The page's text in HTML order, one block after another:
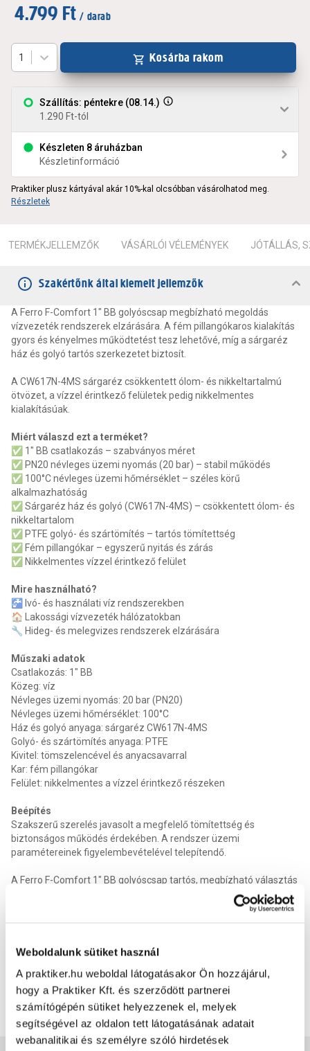
Weboldalunk sütiket használ
A praktiker.hu weboldal látogatásakor Ön hozzájárul,
hogy a Praktiker Kft. és szerződött partnerei
számítógépén sütiket helyezzenek el, melyek
segítségével az oldalon tett látogatásának adatait
webanalitikai és személyre szóló hirdetések
4.799 Ft / darab
Szállítás: péntekre (08.14.)
1.290 Ft-tól
Készleten 8 áruházban
Készletinformáció
1 Kosárba rakom
Praktiker plusz kártyával akár 10%-kal olcsóbban vásárolhatod meg.
Részletek
TERMÉKJELLEMZŐK VÁSÁRLÓI VÉLEMÉNYEK JÓTÁLLÁS,
Szakértőnk által kiemelt jellemzők
A Ferro F-Comfort 1" BB golyóscsap megbízható megoldás
vízvezeték rendszerek elzárására. A fém pillangókaros kialakítás
gyors és kényelmes működtetést tesz lehetővé, míg a sárgaréz
ház és golyó tartós szerkezetet biztosít.
A CW617N-4MS sárgaréz csökkentett ólom- és nikkeltartalmú
ötvözet, a vízzel érintkező felületek pedig nikkelmentes
kialakításúak.
Miért válaszd ezt a terméket?
✅ 1" BB csatlakozás – szabványos méret
✅ PN20 névleges üzemi nyomás (20 bar) – stabil működés
✅ 100°C névleges üzemi hőmérséklet – széles körű
alkalmazhatóság
✅ Sárgaréz ház és golyó (CW617N-4MS) – csökkentett ólom- és
nikkeltartalom
✅ PTFE golyó- és szártömítés – tartós tömítettség
✅ Fém pillangókar – egyszerű nyitás és zárás
✅ Nikkelmentes vízzel érintkező felület
Mire használható?
🚰 Ivó- és használati víz rendszerekben
🏠 Lakossági vízvezeték hálózatokban
🔧 Hideg- és melegvizes rendszerek elzárására
Műszaki adatok
Csatlakozás: 1" BB
Közeg: víz
Névleges üzemi nyomás: 20 bar (PN20)
Névleges üzemi hőmérséklet: 100°C
Ház és golyó anyaga: sárgaréz CW617N-4MS
Golyó- és szártömítés anyaga: PTFE
Kivitel: tömszelencével és anyacsavarral
Kar: fém pillangókar
Felület: nikkelmentes a vízzel érintkező részeken
Beépítés
Szakszerű szerelés javasolt a megfelelő tömítettség és
biztonságos működés érdekében. A rendszer üzemi
paramétereinek figyelembevételével telepítendő.
A Ferro F-Comfort 1" BB golyóscsap tartós, megbízható választás
vízvezeték rendszerekhez, nikkelmentes kivitelben.
fűtési rendszerek szállítására szolgáló berendezésekben való
Termék méret szélesség: 4 cm
Termék méret mélysége:
8 cm
Termék méret magasság: 7 cm
5902194988308